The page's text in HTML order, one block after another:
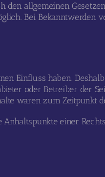
allgemeinen
Bei Bekanntwerden
Einfluss haben.
oder Betreiber der
waren zum Zeitpunkt
einer